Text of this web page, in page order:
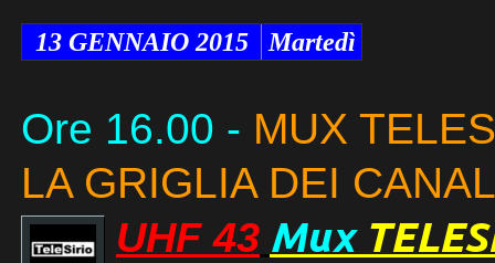
13 GENNAIO 2015 Martedì
Ore 16.00 - MUX
LA GRIGLIA DEI
UHF 43 Mux